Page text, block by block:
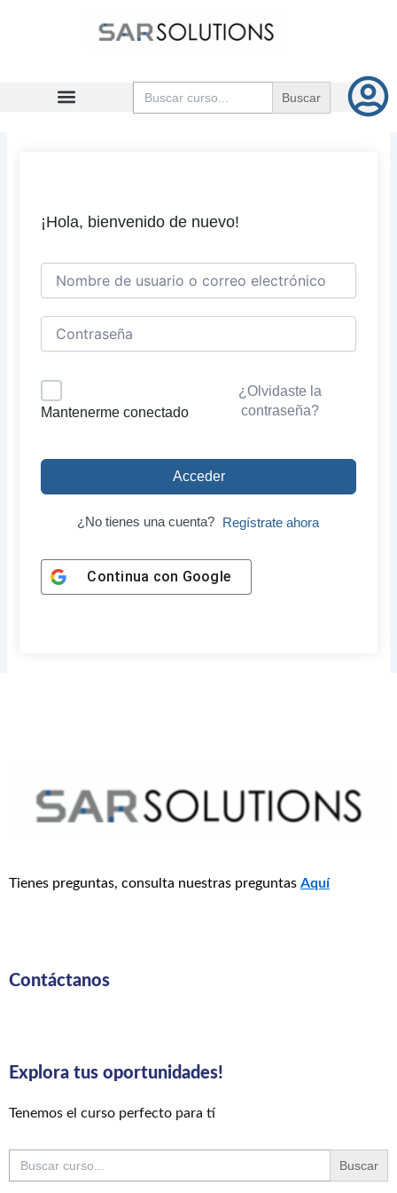
Buscar:
¡Hola, bienvenido de nuevo!
Mantenerme conectado
¿Olvidaste la
contraseña?
Acceder
¿No tienes una cuenta? Regístrate ahora
Continua con Google
Tienes preguntas, consulta nuestras preguntas Aquí
Contáctanos
Explora tus oportunidades!
Tenemos el curso perfecto para tí
Buscar: